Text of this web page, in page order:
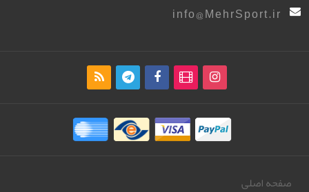
info@MehrSport.ir
صفحه اصلی